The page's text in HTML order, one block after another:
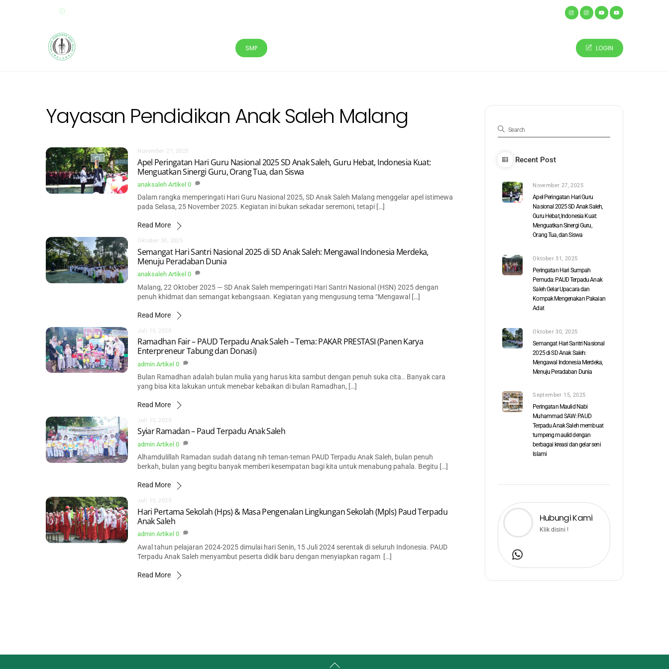
SMP LOGIN
Yayasan Pendidikan Anak Saleh Malang
November 27, 2025
Apel Peringatan Hari Guru Nasional 2025 SD Anak Saleh, Guru Hebat, Indonesia Kuat:
Menguatkan Sinergi Guru, Orang Tua, dan Siswa
anaksaleh Artikel 0
Dalam rangka memperingati Hari Guru Nasional 2025, SD Anak Saleh Malang menggelar apel istimewa
pada Selasa, 25 November 2025. Kegiatan ini bukan sekadar seremoni, tetapi […]
Read More
Oktober 30, 2025
Semangat Hari Santri Nasional 2025 di SD Anak Saleh: Mengawal Indonesia Merdeka,
Menuju Peradaban Dunia
anaksaleh Artikel 0
Malang, 22 Oktober 2025 — SD Anak Saleh memperingati Hari Santri Nasional (HSN) 2025 dengan
penuh khidmat dan semangat kebangsaan. Kegiatan yang mengusung tema “Mengawal […]
Read More
Juli 15, 2025
Ramadhan Fair – PAUD Terpadu Anak Saleh – Tema: PAKAR PRESTASI (Panen Karya
Enterpreneur Tabung dan Donasi)
admin Artikel 0
Bulan Ramadhan adalah bulan mulia yang harus kita sambut dengan penuh suka cita.. Banyak cara
yang bisa kita lakukan untuk menebar kebaikan di bulan Ramadhan, […]
Read More
Juli 15, 2025
Syiar Ramadan – Paud Terpadu Anak Saleh
admin Artikel 0
Alhamdulillah Ramadan sudah datang nih teman-teman PAUD Terpadu Anak Saleh, bulan penuh
berkah, bulan yang begitu banyak memberi kesempatan bagi kita untuk menabung pahala. Begitu […]
Read More
Juli 15, 2025
Hari Pertama Sekolah (Hps) & Masa Pengenalan Lingkungan Sekolah (Mpls) Paud Terpadu
Anak Saleh
admin Artikel 0
Awal tahun pelajaran 2024-2025 dimulai hari Senin, 15 Juli 2024 serentak di seluruh Indonesia. PAUD
Terpadu Anak Saleh menyambut peserta didik baru dengan menyiapkan ragam […]
Read More
Recent Post
November 27, 2025
Apel Peringatan Hari Guru
Nasional 2025 SD Anak Saleh,
Guru Hebat, Indonesia Kuat:
Menguatkan Sinergi Guru,
Orang Tua, dan Siswa
Oktober 31, 2025
Peringatan Hari Sumpah
Pemuda: PAUD Terpadu Anak
Saleh Gelar Upacara dan
Kompak Mengenakan Pakaian
Adat
Oktober 30, 2025
Semangat Hari Santri Nasional
2025 di SD Anak Saleh:
Mengawal Indonesia Merdeka,
Menuju Peradaban Dunia
September 15, 2025
Peringatan Maulid Nabi
Muhammad SAW: PAUD
Terpadu Anak Saleh membuat
tumpeng maulid dengan
berbagai kreasi dan gelar seni
Islami
Hubungi Kami
Klik disini !
Back